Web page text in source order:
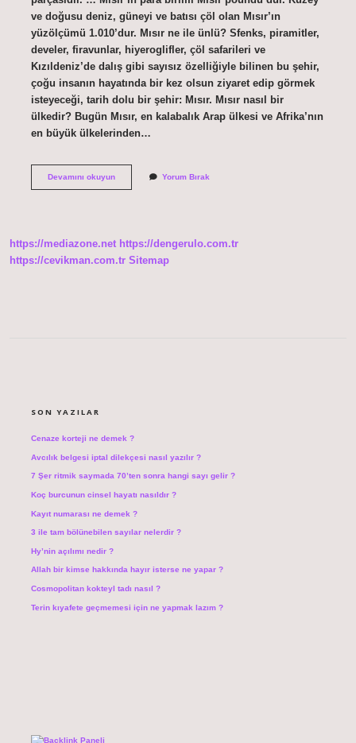
ve doğusu deniz, güneyi ve batısı çöl olan Mısır’ın
yüzölçümü 1.010’dur. Mısır ne ile ünlü? Sfenks, piramitler,
develer, firavunlar, hiyeroglifler, çöl safarileri ve
Kızıldeniz’de dalış gibi sayısız özelliğiyle bilinen bu şehir,
çoğu insanın hayatında bir kez olsun ziyaret edip görmek
isteyeceği, tarih dolu bir şehir: Mısır. Mısır nasıl bir
ülkedir? Bugün Mısır, en kalabalık Arap ülkesi ve Afrika’nın
en büyük ülkelerinden…
Devamını okuyunMısır
Yorum Bırak
https://mediazone.net https://dengerulo.com.tr
https://cevikman.com.tr Sitemap
SON YAZILAR
Cenaze korteji ne demek ?
Avcılık belgesi iptal dilekçesi nasıl yazılır ?
7 Şer ritmik saymada 70’ten sonra hangi sayı gelir ?
Koç burcunun cinsel hayatı nasıldır ?
Kayıt numarası ne demek ?
3 ile tam bölünebilen sayılar nelerdir ?
Hy’nin açılımı nedir ?
Allah bir kimse hakkında hayır isterse ne yapar ?
Cosmopolitan kokteyl tadı nasıl ?
Terin kıyafete geçmemesi için ne yapmak lazım ?